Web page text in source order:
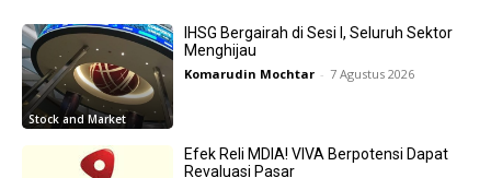
Stock and Market
IHSG Bergairah di Sesi I, Seluruh Sektor
Menghijau
Komarudin Mochtar - 7 Agustus 2026
Efek Reli MDIA! VIVA Berpotensi Dapat
Revaluasi Pasar